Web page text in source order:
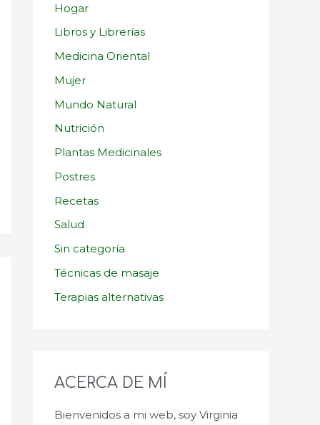
Hogar
Libros y Librerías
Medicina Oriental
Mujer
Mundo Natural
Nutrición
Plantas Medicinales
Postres
Recetas
Salud
Sin categoría
Técnicas de masaje
Terapias alternativas
ACERCA DE MÍ
Bienvenidos a mi web, soy Virginia